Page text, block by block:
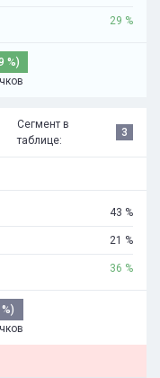
29 %
%)
Сегмент в
таблице:
3
43 %
21 %
36 %